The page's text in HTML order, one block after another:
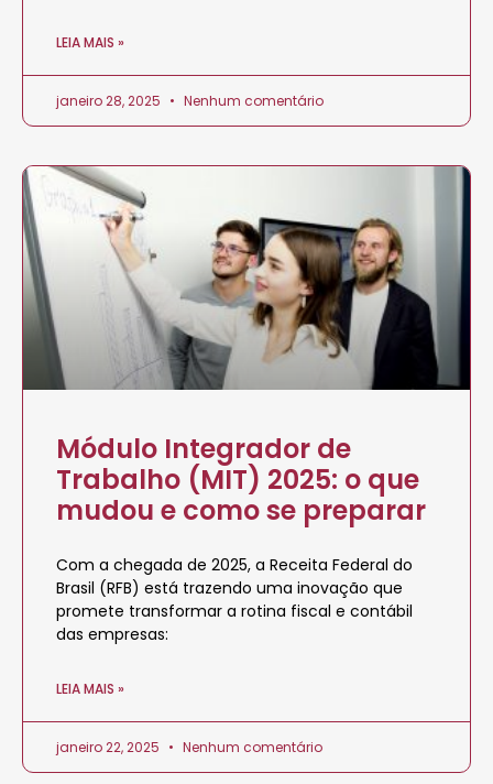
LEIA MAIS »
janeiro 28, 2025 Nenhum comentário
Módulo Integrador de
Trabalho (MIT) 2025: o que
mudou e como se preparar
Com a chegada de 2025, a Receita Federal do
Brasil (RFB) está trazendo uma inovação que
promete transformar a rotina fiscal e contábil
das empresas:
LEIA MAIS »
janeiro 22, 2025 Nenhum comentário